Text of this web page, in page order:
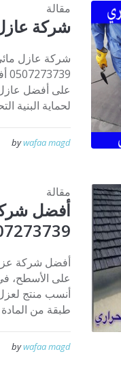
مقالة
شركة
على أفضل عازل
لحماية البنية
bywafaa magd
مقالة
أفضل
على الأسطح،
أنسب منتج
طبقة من
bywafaa magd